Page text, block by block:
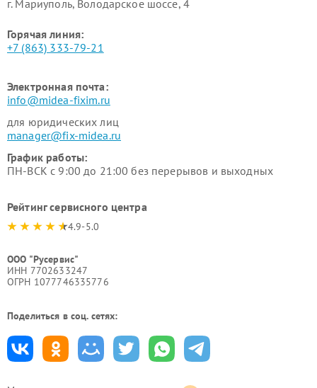
г. Мариуполь, Володарское шоссе, 4
Горячая линия:
+7 (863) 333-79-21
Электронная почта:
info@midea-fixim.ru
для юридических лиц
manager@fix-midea.ru
График работы:
ПН-ВСК с 9:00 до 21:00 без перерывов и выходных
Рейтинг сервисного центра
4.9-5.0
ООО "Русервис"
ИНН 7702633247
ОГРН 1077746335776
Поделиться в соц. сетях: